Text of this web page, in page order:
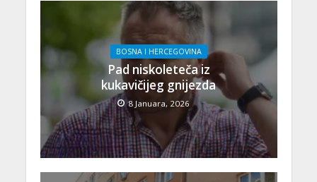
BOSNA I HERCEGOVINA
Pad niskoleteča iz
kukavičijeg gnijezda
8 Januara, 2026